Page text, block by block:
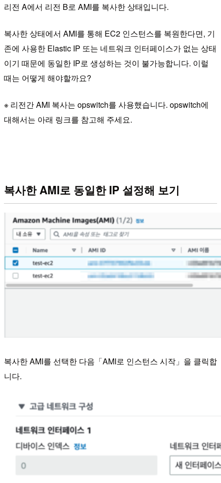
리전 A에서 리전 B로 AMI를 복사한 상태입니다.
복사한 상태에서 AMI를 통해 EC2 인스턴스를 복원한다면, 기
존에 사용한 Elastic IP 또는 네트워크 인터페이스가 없는 상태
이기 때문에 동일한 IP로 생성하는 것이 불가능합니다. 이럴
때는 어떻게 해야할까요?
※ 리전간 AMI 복사는 opswitch를 사용했습니다. opswitch에
대해서는 아래 링크를 참고해 주세요.
복사한 AMI로 동일한 IP 설정해 보기
복사한 AMI를 선택한 다음「AMI로 인스턴스 시작」을 클릭합
니다.